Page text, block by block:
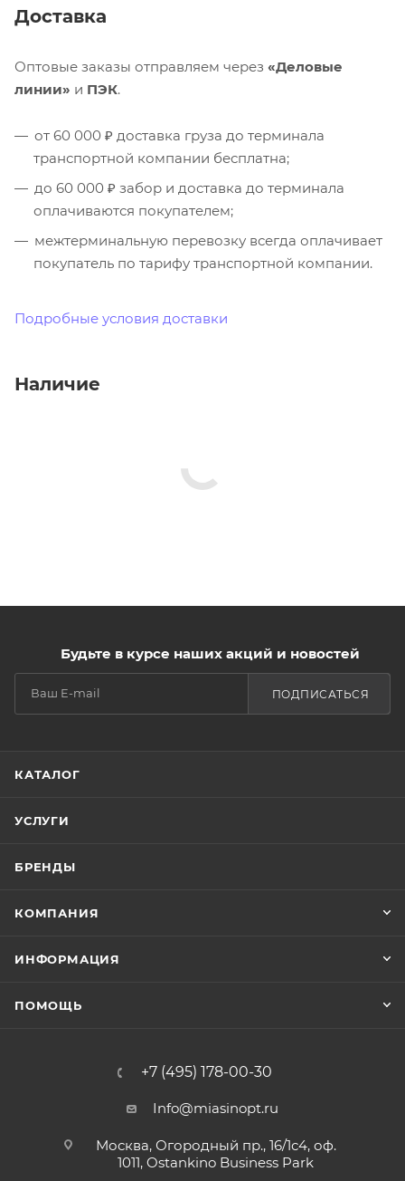
Доставка
Оптовые заказы отправляем через «Деловые
линии» и ПЭК.
от 60 000 ₽ доставка груза до терминала
транспортной компании бесплатна;
до 60 000 ₽ забор и доставка до терминала
оплачиваются покупателем;
межтерминальную перевозку всегда оплачивает
покупатель по тарифу транспортной компании.
Подробные условия доставки
Наличие
Будьте в курсе наших акций и новостей
ПОДПИСАТЬСЯ
КАТАЛОГ
УСЛУГИ
БРЕНДЫ
КОМПАНИЯ
ИНФОРМАЦИЯ
ПОМОЩЬ
+7 (495) 178-00-30
Info@miasinopt.ru
Москва, Огородный пр., 16/1с4, оф.
1011, Ostankino Business Park